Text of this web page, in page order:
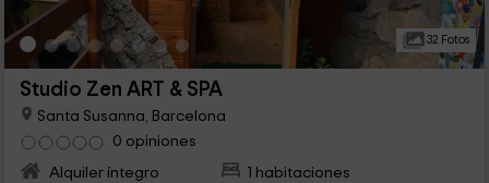
32 Fotos
Studio Zen ART & SPA
Santa Susanna, Barcelona
0 opiniones
Alquiler íntegro
1 habitaciones